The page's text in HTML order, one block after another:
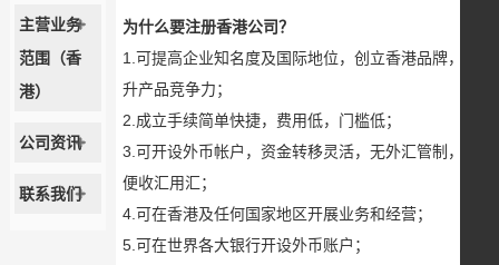
主营业务
范围（香
港）
公司资讯
联系我们
为什么要注册香港公司？
1.可提高企业知名度及国际地位，创立香港品牌，提
升产品竞争力；
2.成立手续简单快捷，费用低，门槛低；
3.可开设外币帐户，资金转移灵活，无外汇管制，方
便收汇用汇；
4.可在香港及任何国家地区开展业务和经营；
5.可在世界各大银行开设外币账户；